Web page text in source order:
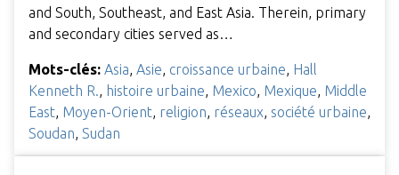
and South, Southeast, and East Asia. Therein, primary
and secondary cities served as…
Mots-clés: Asia Asie croissance urbaine Hall
Kenneth R.
histoire urbaine Mexico Mexique Middle
East Moyen-Orient religion réseaux société urbaine
Soudan Sudan